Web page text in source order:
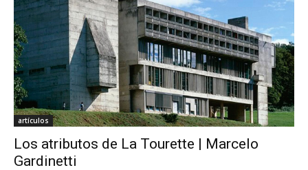
artículos
Los atributos de La Tourette | Marcelo
Gardinetti